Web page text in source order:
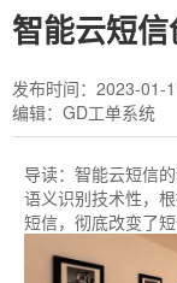
百
科
下
载
于
我
行
业
智能云短
发布时间：2023-01-
编辑：GD工单系统
导读： 智能云短信
语义识别技术性，
短信，彻底改变了短